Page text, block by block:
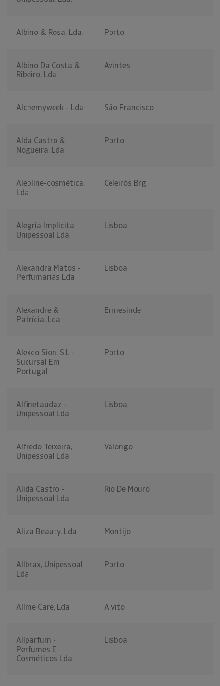
Albino & Rosa, Lda. Porto
Albino Da Costa &
Ribeiro, Lda.
Avintes
Alchemyweek - Lda São Francisco
Alda Castro &
Nogueira, Lda
Porto
Alebline-cosmética,
Lda
Celeirós Brg
Alegria Implícita
Unipessoal Lda
Lisboa
Alexandra Matos -
Perfumarias Lda
Lisboa
Alexandre &
Patrícia, Lda
Ermesinde
Alexco Sion, S.l. -
Sucursal Em
Portugal
Porto
Alfinetaudaz -
Unipessoal Lda
Lisboa
Alfredo Teixeira,
Unipessoal Lda
Valongo
Alida Castro -
Unipessoal Lda
Rio De Mouro
Aliza Beauty, Lda Montijo
Allbrax, Unipessoal
Lda
Porto
Allme Care, Lda Alvito
Allparfum -
Perfumes E
Cosméticos Lda
Lisboa